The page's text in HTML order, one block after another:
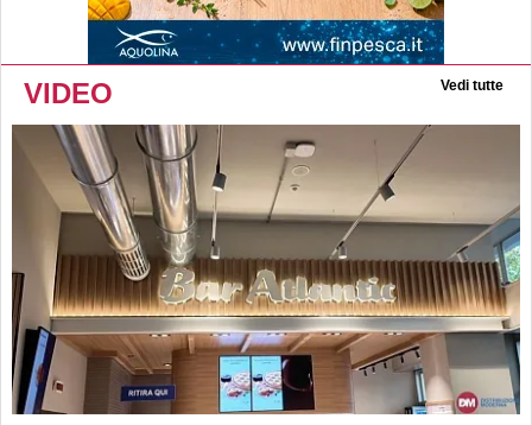
VIDEO Vedi tutte